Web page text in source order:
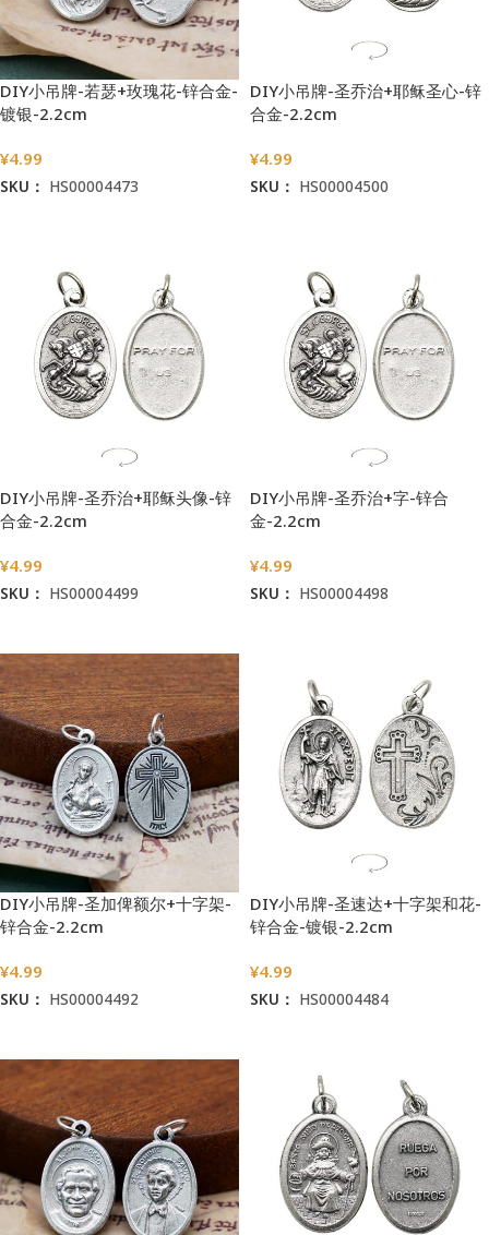
DIY小吊牌-若瑟+玫瑰花-锌合金-
镀银-2.2cm
¥4.99
SKU： HS00004473
DIY小吊牌-圣乔治+耶稣圣心-锌
合金-2.2cm
¥4.99
SKU： HS00004500
DIY小吊牌-圣乔治+耶稣头像-锌
合金-2.2cm
¥4.99
SKU： HS00004499
DIY小吊牌-圣乔治+字-锌合
金-2.2cm
¥4.99
SKU： HS00004498
DIY小吊牌-圣加俾额尔+十字架-
锌合金-2.2cm
¥4.99
SKU： HS00004492
DIY小吊牌-圣速达+十字架和花-
锌合金-镀银-2.2cm
¥4.99
SKU： HS00004484